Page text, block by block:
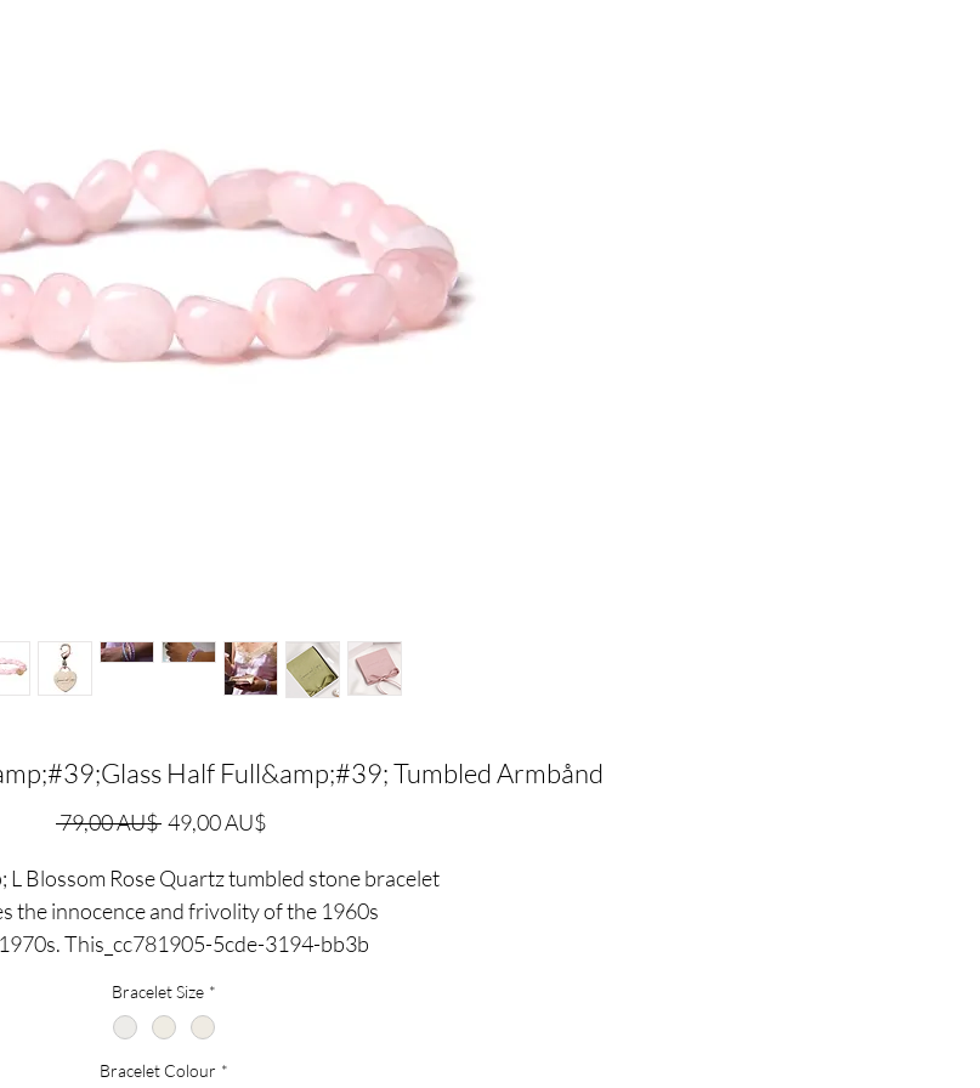
Half Full&amp;#39; Tumbled Armbånd
79,00 AU$ Regulær
49,00 AU$Salgspris
L Blossom Rose Quartz tumbled stone bracelet
the innocence and frivolity of the 1960s
This_cc781905-5cde-3194-bb3b
dedikerede krystalsamlere - er her for at minde
dig om, at livet er ferskenagtigt!
Bracelet Size *
Bracelet Colour *